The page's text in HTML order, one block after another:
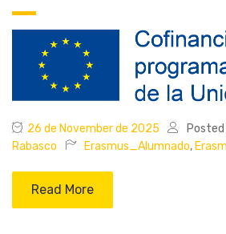
26 de November de 2025
Rabasco
Erasmus_Alumnado,
Read More